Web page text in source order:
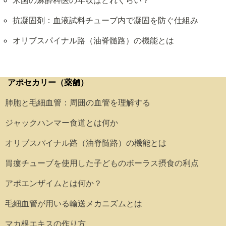
抗凝固剤：血液試料チューブ内で凝固を防ぐ仕組み
オリブスパイナル路（油脊髄路）の機能とは
アポセカリー（薬舗）
肺胞と毛細血管：周囲の血管を理解する
ジャックハンマー食道とは何か
オリブスパイナル路（油脊髄路）の機能とは
胃瘻チューブを使用した子どものボーラス摂食の利点
アポエンザイムとは何か？
毛細血管が用いる輸送メカニズムとは
マカ根エキスの作り方